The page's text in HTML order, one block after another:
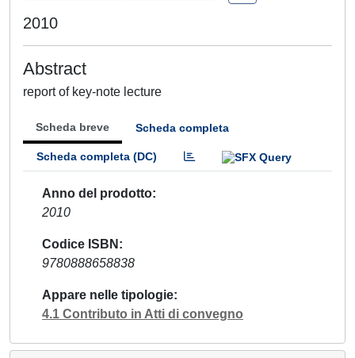
2010
Abstract
report of key-note lecture
Scheda breve Scheda completa
Scheda completa (DC)
Anno del prodotto
2010
Codice ISBN
9780888658838
Appare nelle tipologie
4.1 Contributo in Atti di convegno